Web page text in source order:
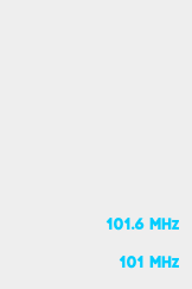
101.6 MHz
101 MHz